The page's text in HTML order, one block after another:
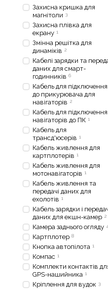
Захисна кришка для
магнітоли 3
Захисна плівка для
екрану 1
Змінна решітка для
динаміків 2
Кабелі зарядки та
даних для смарт-
годинників 6
Кабель для підключення
до прикурювача для
навігаторів 2
Кабель для підключення
навігаторів до ПК 1
Кабель для
трансд'юсерів 1
Кабель живлення для
картплотерів 1
Кабель живлення для
мотонавігаторів 1
Кабель живлення та
передачі даних для
ехолотів 1
Кабель зарядки і
даних для екшн-камер 2
Камера заднього огляду 4
Картплотер 8
Кнопка автопілота 1
Компас 1
Комплекти контактів
GPS-нашийника 1
Кріплення для вудок 3